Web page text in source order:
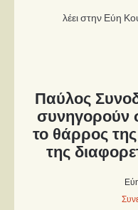
λέει στην Εύη
Παύλος
συνηγορούν
το θάρρος
της